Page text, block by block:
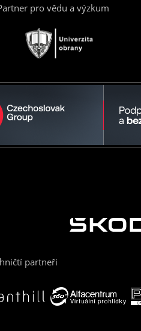
pro vědu a výzkum
partneři